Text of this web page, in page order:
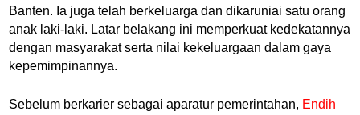
Banten. Ia juga telah berkeluarga dan dikaruniai satu orang
anak laki-laki. Latar belakang ini memperkuat kedekatannya
dengan masyarakat serta nilai kekeluargaan dalam gaya
kepemimpinannya.
Sebelum berkarier sebagai aparatur pemerintahan, Endih